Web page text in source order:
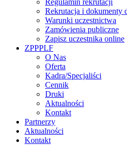
Rekrutacja i dokumenty
Warunki uczestnictwa
Zamówienia publiczne
Zapisz uczestnika online
ZPPPLF
O Nas
Oferta
Kadra/Specjaliści
Cennik
Druki
Aktualności
Kontakt
Partnerzy
Aktualności
Kontakt